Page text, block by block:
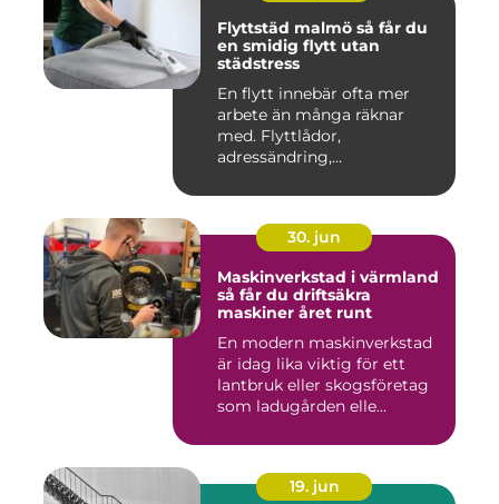
Flyttstäd malmö så får du
en smidig flytt utan
städstress
En flytt innebär ofta mer
arbete än många räknar
med. Flyttlådor,
adressändring,
30. jun
Maskinverkstad i värmland
så får du driftsäkra
maskiner året runt
En modern maskinverkstad
är idag lika viktig för ett
lantbruk eller skogsföretag
som ladugården elle...
19. jun